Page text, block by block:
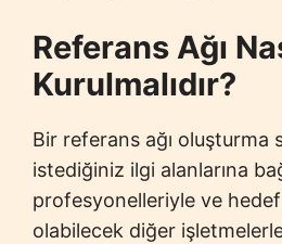
Referans Ağı
Kurulmalıdır?
Bir referans ağı oluşturma
istediğiniz ilgi alanlarına
profesyonelleriyle ve
olabilecek diğer